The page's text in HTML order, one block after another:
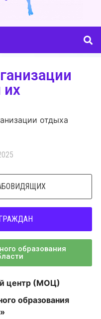
их
отдыха
образования
центр (МОЦ)
образования